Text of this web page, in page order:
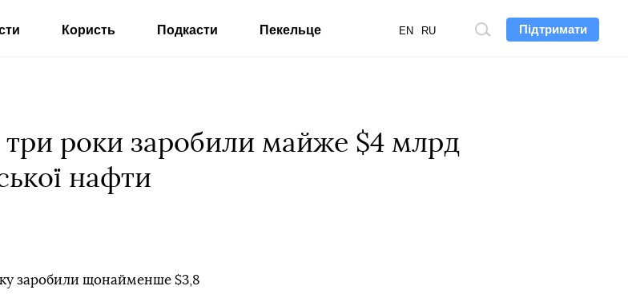
Підтримати
Пошук
EN RU
Користь Подкасти Пекельце
три роки заробили майже $4 млрд
нафти
заробили щонайменше $3,8